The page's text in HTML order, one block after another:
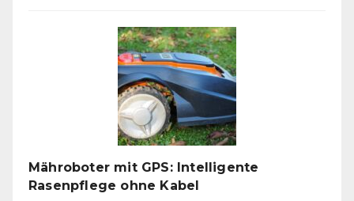
klare
Linien
wieder
gefragt
sind
Mähroboter mit GPS: Intelligente
Rasenpflege ohne Kabel